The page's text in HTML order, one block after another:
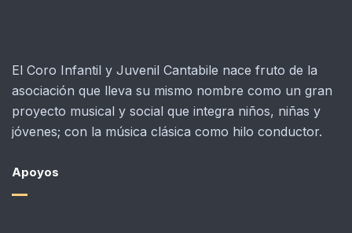
El Coro Infantil y Juvenil Cantabile nace fruto de la
asociación que lleva su mismo nombre como un gran
proyecto musical y social que integra niños, niñas y
jóvenes; con la música clásica como hilo conductor.
Apoyos